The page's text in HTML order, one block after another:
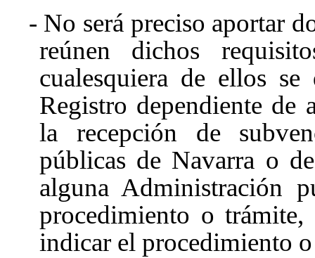
- No será preciso aportar
reúnen dichos
cualesquiera de ellos
Registro dependiente de
la recepción de
públicas de Navarra o
alguna Administración
procedimiento o
indicar el procedimiento